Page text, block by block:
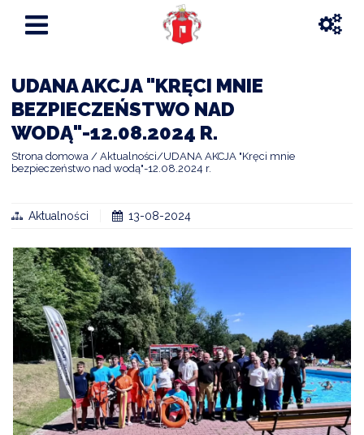
OBSŁUGI
UDANA AKCJA "KRĘCI MNIE
BEZPIECZEŃSTWO NAD
WODĄ"-12.08.2024 R.
Strona domowa Aktualności
UDANA AKCJA "Kręci mnie
bezpieczeństwo nad wodą"-12.08.2024 r.
Aktualności 13-08-2024